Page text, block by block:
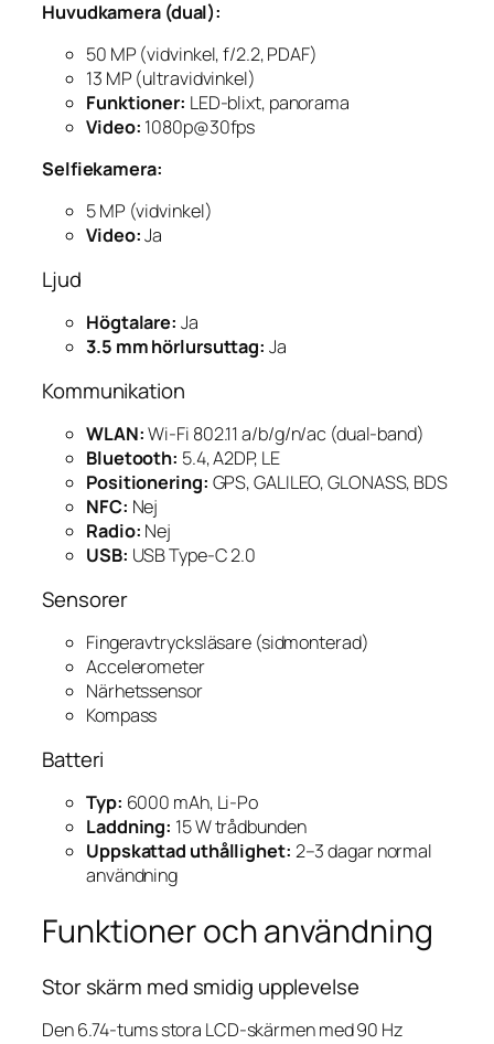
Huvudkamera (dual):
50 MP (vidvinkel, f/2.2, PDAF)
13 MP (ultravidvinkel)
Funktioner: LED-blixt, panorama
Video: 1080p@30fps
Selfiekamera:
5 MP (vidvinkel)
Video:Ja
Ljud
Högtalare: Ja
3.5 mm hörlursuttag: Ja
Kommunikation
WLAN:Wi-Fi 802.11 a/b/g/n/ac (dual-band)
Bluetooth: 5.4, A2DP, LE
Positionering: GPS, GALILEO, GLONASS, BDS
NFC: Nej
Radio: Nej
USB: USB Type-C 2.0
Sensorer
Fingeravtrycksläsare (sidmonterad)
Accelerometer
Närhetssensor
Kompass
Batteri
Typ: 6000 mAh, Li-Po
Laddning: 15 W trådbunden
Uppskattad uthållighet: 2–3 dagar normal
användning
Funktioner och användning
Stor skärm med smidig upplevelse
Den 6.74-tums stora LCD-skärmen med 90 Hz